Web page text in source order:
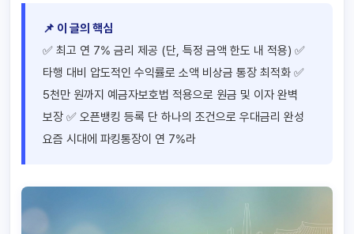
📌 이 글의 핵심
✅ 최고 연 7% 금리 제공 (단, 특정 금액 한도 내 적용) ✅
타행 대비 압도적인 수익률로 소액 비상금 통장 최적화 ✅
5천만 원까지 예금자보호법 적용으로 원금 및 이자 완벽
보장 ✅ 오픈뱅킹 등록 단 하나의 조건으로 우대금리 완성
요즘 시대에 파킹통장이 연 7%라